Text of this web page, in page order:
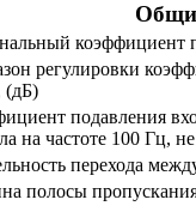
коэффициент
регулировки
(дБ)
подавления
на частоте 100 Гц,
перехода
полосы